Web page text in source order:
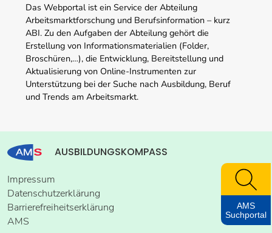
Das Webportal ist ein Service der Abteilung
Arbeitsmarktforschung und Berufsinformation – kurz
ABI. Zu den Aufgaben der Abteilung gehört die
Erstellung von Informationsmaterialien (Folder,
Broschüren,…), die Entwicklung, Bereitstellung und
Aktualisierung von Online-Instrumenten zur
Unterstützung bei der Suche nach Ausbildung, Beruf
und Trends am Arbeitsmarkt.
AUSBILDUNGSKOMPASS
Impressum
Datenschutzerklärung
Barrierefreiheitserklärung
AMS
AMS
Suchportal